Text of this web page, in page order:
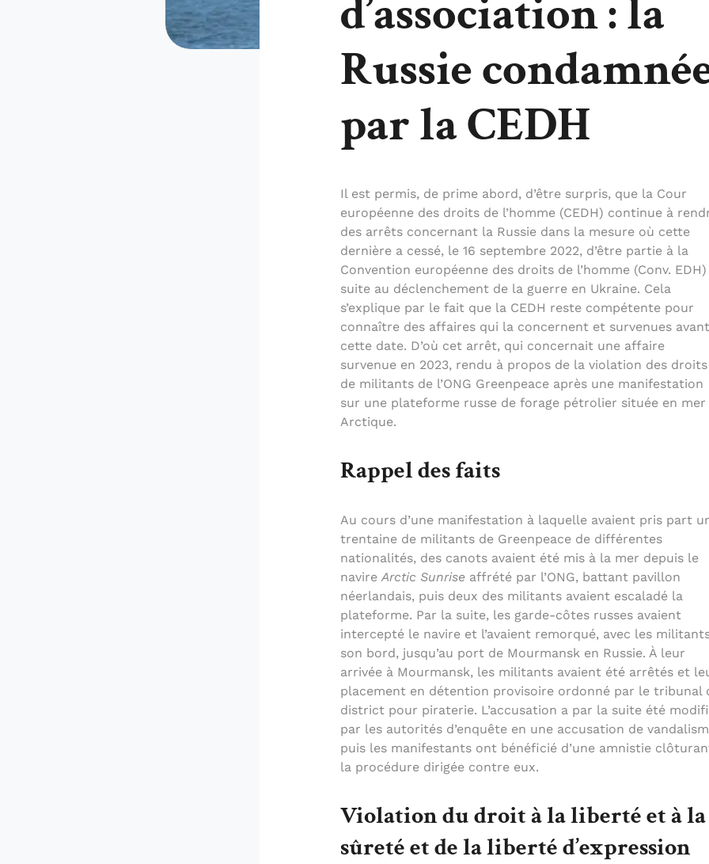
d’association : la
Russie
par la CEDH
Il est permis, de prime abord, d’être surpris, que la Cour
européenne des droits de l’homme (CEDH) continue à
des arrêts concernant la Russie dans la mesure où cette
dernière a cessé, le 16 septembre 2022, d’être partie à la
Convention européenne des droits de l’homme (Conv. EDH)
suite au déclenchement de la guerre en Ukraine. Cela
s’explique par le fait que la CEDH reste compétente pour
connaître des affaires qui la concernent et survenues avant
cette date. D’où cet arrêt, qui concernait une affaire
survenue en 2023, rendu à propos de la violation des droits
de militants de l’ONG Greenpeace après une manifestation
sur une plateforme russe de forage pétrolier située en mer
Arctique.
Rappel des faits
Au cours d’une manifestation à laquelle avaient pris part
trentaine de militants de Greenpeace de différentes
nationalités, des canots avaient été mis à la mer depuis le
navire Arctic Sunriseaffrété par l’ONG, battant pavillon
néerlandais, puis deux des militants avaient escaladé la
plateforme. Par la suite, les garde-côtes russes avaient
intercepté le navire et l’avaient remorqué, avec les
son bord, jusqu’au port de Mourmansk en Russie. À leur
arrivée à Mourmansk, les militants avaient été arrêtés et
placement en détention provisoire ordonné par le tribunal
district pour piraterie. L’accusation a par la suite été
par les autorités d’enquête en une accusation de
puis les manifestants ont bénéficié d’une amnistie
la procédure dirigée contre eux.
Violation du droit à la liberté et à la
sûreté et de la liberté d’expression